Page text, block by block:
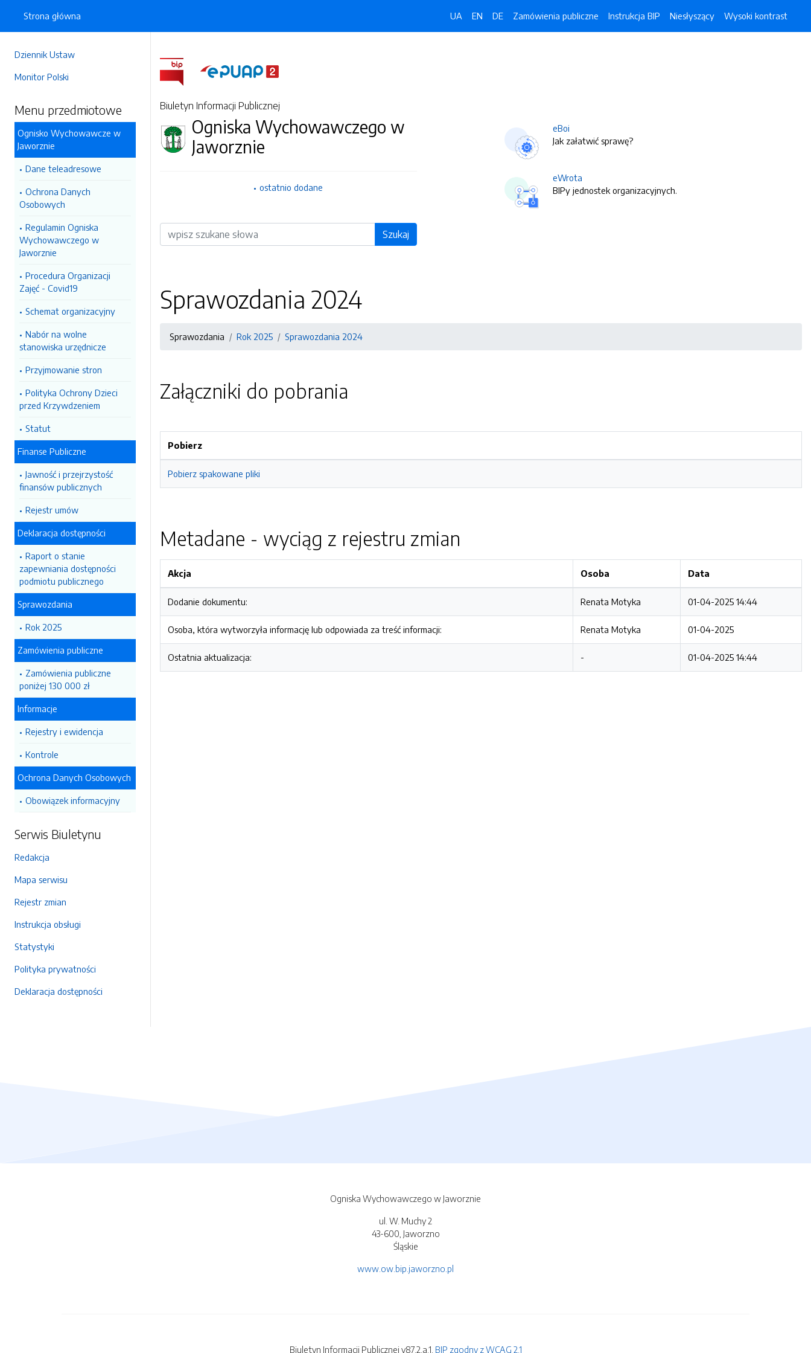
Dziennik Ustaw
Monitor Polski
Menu przedmiotowe
Ognisko Wychowawcze w
Jaworznie
Dane teleadresowe
Ochrona Danych
Osobowych
Regulamin Ogniska
Wychowawczego w
Jaworznie
Procedura Organizacji
Zajęć - Covid19
Schemat organizacyjny
Nabór na wolne
stanowiska urzędnicze
Przyjmowanie stron
Polityka Ochrony Dzieci
przed Krzywdzeniem
Statut
Finanse Publiczne
Jawność i przejrzystość
finansów publicznych
Rejestr umów
Deklaracja dostępności
Raport o stanie
zapewniania dostępności
podmiotu publicznego
Sprawozdania
Rok 2025
Zamówienia publiczne
Zamówienia publiczne
poniżej 130 000 zł
Informacje
Rejestry i ewidencja
Kontrole
Ochrona Danych Osobowych
Obowiązek informacyjny
Serwis Biuletynu
Redakcja
Mapa serwisu
Rejestr zmian
Instrukcja obsługi
Statystyki
Polityka prywatności
Deklaracja dostępności
Strona główna UA EN DE Zamówienia publiczne Instrukcja BIP Niesłyszący Wysoki kontrast
Biuletyn Informacji Publicznej
Ogniska Wychowawczego w
Jaworznie
ostatnio dodane
Wyszukiwarka Szukaj
eBoi
Jak załatwić sprawę?
eWrota
BIPy jednostek organizacyjnych.
Sprawozdania 2024
Sprawozdania Rok 2025 Sprawozdania 2024
Załączniki do pobrania
Pobierz
Pobierz spakowane pliki
Metadane - wyciąg z rejestru zmian
Akcja Osoba Data
Dodanie dokumentu: Renata Motyka 01-04-2025 14:44
Osoba, która wytworzyła informację lub odpowiada za treść informacji: Renata Motyka 01-04-2025
Ostatnia aktualizacja: - 01-04-2025 14:44
Ogniska Wychowawczego w Jaworznie
ul. W. Muchy 2
43-600, Jaworzno
Śląskie
www.ow.bip.jaworzno.pl
Biuletyn Informacji Publicznej v87.2.a.1. BIP zgodny z WCAG 2.1